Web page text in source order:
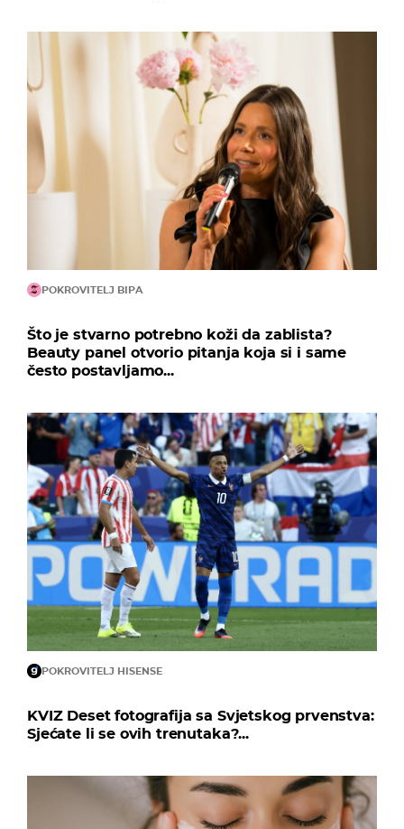
POKROVITELJ BIPA
Što je stvarno potrebno koži da zablista?
Beauty panel otvorio pitanja koja si i same
često postavljamo...
POKROVITELJ HISENSE
KVIZ Deset fotografija sa Svjetskog prvenstva:
Sjećate li se ovih trenutaka?...